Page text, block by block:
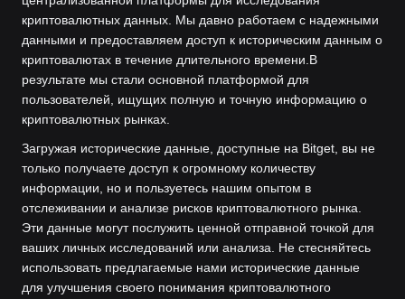
криптовалютных данных. Мы давно работаем с надежными
данными и предоставляем доступ к историческим данным о
криптовалютах в течение длительного времени. В
результате мы стали основной платформой для
пользователей, ищущих полную и точную информацию о
криптовалютных рынках.
Загружая исторические данные, доступные на Bitget, вы не
только получаете доступ к огромному количеству
информации, но и пользуетесь нашим опытом в
отслеживании и анализе рисков криптовалютного рынка.
Эти данные могут послужить ценной отправной точкой для
ваших личных исследований или анализа. Не стесняйтесь
использовать предлагаемые нами исторические данные
для улучшения своего понимания криптовалютного